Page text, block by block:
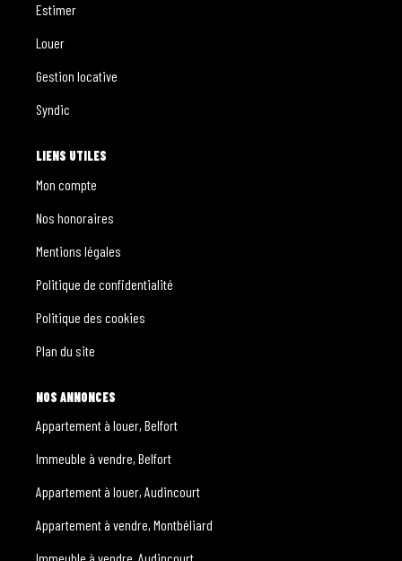
Estimer
Louer
Gestion locative
Syndic
LIENS UTILES
Mon compte
Nos honoraires
Mentions légales
Politique de confidentialité
Politique des cookies
Plan du site
NOS ANNONCES
Appartement à louer, Belfort
Immeuble à vendre, Belfort
Appartement à louer, Audincourt
Appartement à vendre, Montbéliard